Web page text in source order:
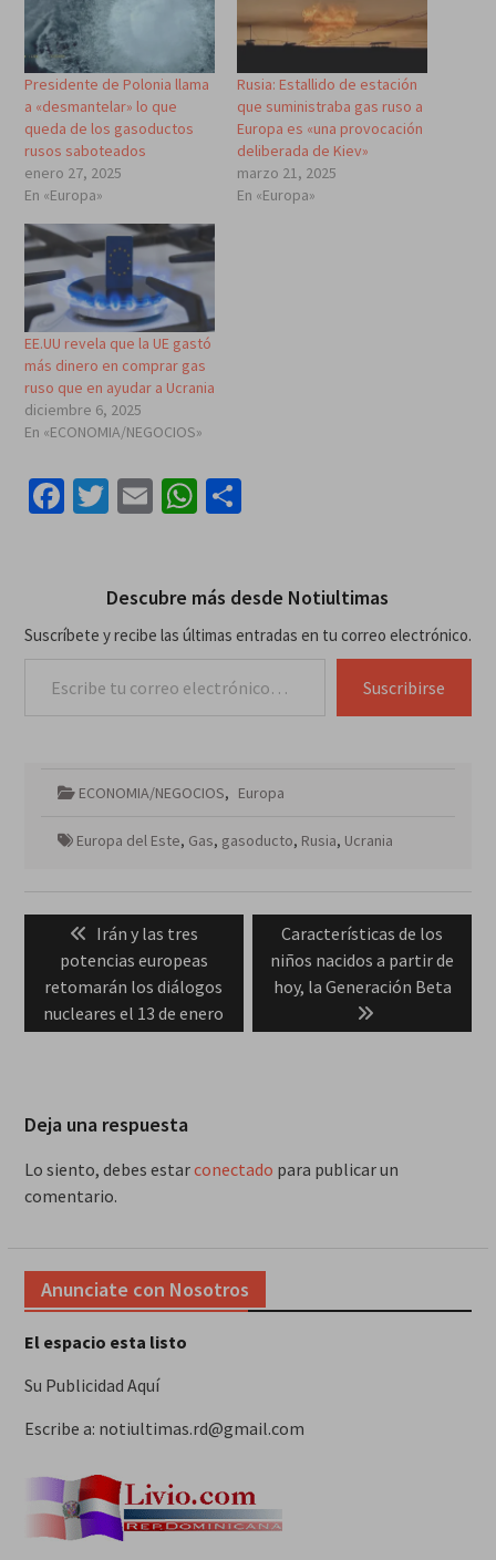
Presidente de Polonia llama
a «desmantelar» lo que
queda de los gasoductos
rusos saboteados
enero 27, 2025
En «Europa»
Rusia: Estallido de estación
que suministraba gas ruso a
Europa es «una provocación
deliberada de Kiev»
marzo 21, 2025
En «Europa»
EE.UU revela que la UE gastó
más dinero en comprar gas
ruso que en ayudar a Ucrania
diciembre 6, 2025
En «ECONOMIA/NEGOCIOS»
Facebook
Twitter
EmailWhatsApp
Compartir
Descubre más desde Notiultimas
Suscríbete y recibe las últimas entradas en tu correo electrónico.
Suscribirse
ECONOMIA/NEGOCIOS, Europa
Europa del Este, Gas, gasoducto, Rusia, Ucrania
Navegación
entradas
Previous
post:
Irán y las tres
potencias europeas
retomarán los diálogos
nucleares el 13 de enero
Next
post:
Características de los
niños nacidos a partir de
hoy, la Generación Beta
Deja una respuesta
Lo siento, debes estarconectado para publicar un
comentario.
Anunciate con Nosotros
El espacio esta listo
Su Publicidad Aquí
Escribe a: notiultimas.rd@gmail.com